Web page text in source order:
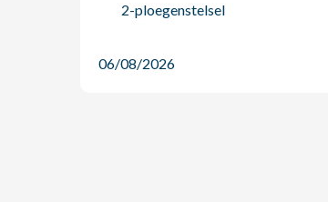
2-ploegenstelsel
06/08/2026